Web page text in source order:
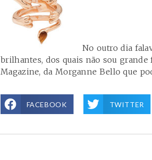
No outro dia
brilhantes, dos quais não sou grande
Magazine, da Morganne Bello que
FACEBOOK TWITTER